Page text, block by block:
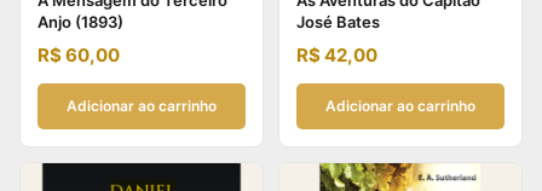
Anjo (1893)
R$60,00
Adicionar ao carrinho
José Bates
R$42,00
Adicionar ao carrinho